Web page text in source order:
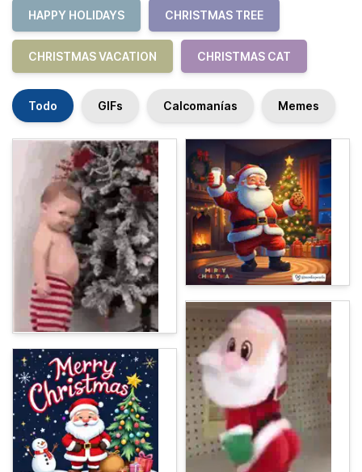
HAPPY HOLIDAYS CHRISTMAS TREE
CHRISTMAS VACATION CHRISTMAS CAT
Todo GIFs Calcomanías Memes